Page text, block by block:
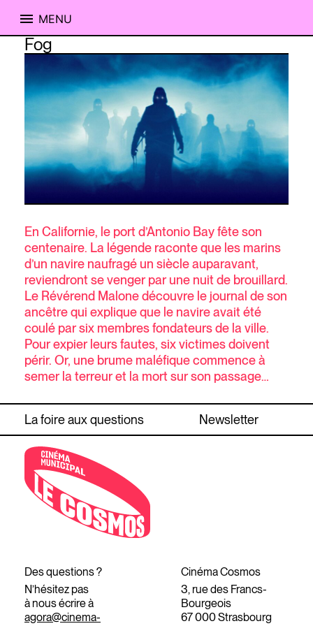
content
MENU
Fog
En Californie, le port d’Antonio Bay fête son
centenaire. La légende raconte que les marins
d’un navire naufragé un siècle auparavant,
reviendront se venger par une nuit de brouillard.
Le Révérend Malone découvre le journal de son
ancêtre qui explique que le navire avait été
coulé par six membres fondateurs de la ville.
Pour expier leurs fautes, six victimes doivent
périr. Or, une brume maléfique commence à
semer la terreur et la mort sur son passage…
La foire aux questions Newsletter
Des questions ?
N’hésitez pas
à nous écrire à
agora@cinema-
Cinéma Cosmos
3, rue des Francs-
Bourgeois
67 000 Strasbourg